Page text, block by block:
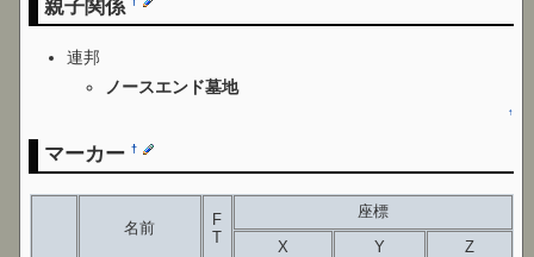
親子関係
連邦
ノースエンド墓地
↑
マーカー†
名前
F
T
座標
X
Y
Z